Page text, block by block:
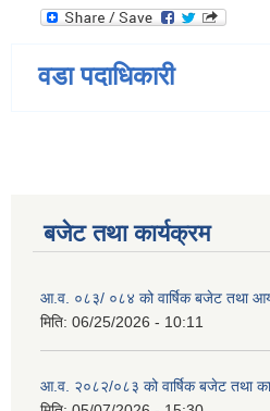
वडा पदाधिकारी
बजेट तथा कार्यक्रम
आ.व. ०८३/ ०८४ को वार्षिक बजेट तथा
मिति: 06/25/2026 - 10:11
आ.व. २०८२/०८३ को वार्षिक बजेट तथा